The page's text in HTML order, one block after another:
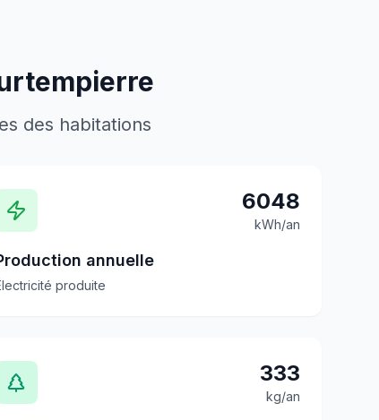
des habitations
6048
kWh/an
annuelle
produite
333
kg/an